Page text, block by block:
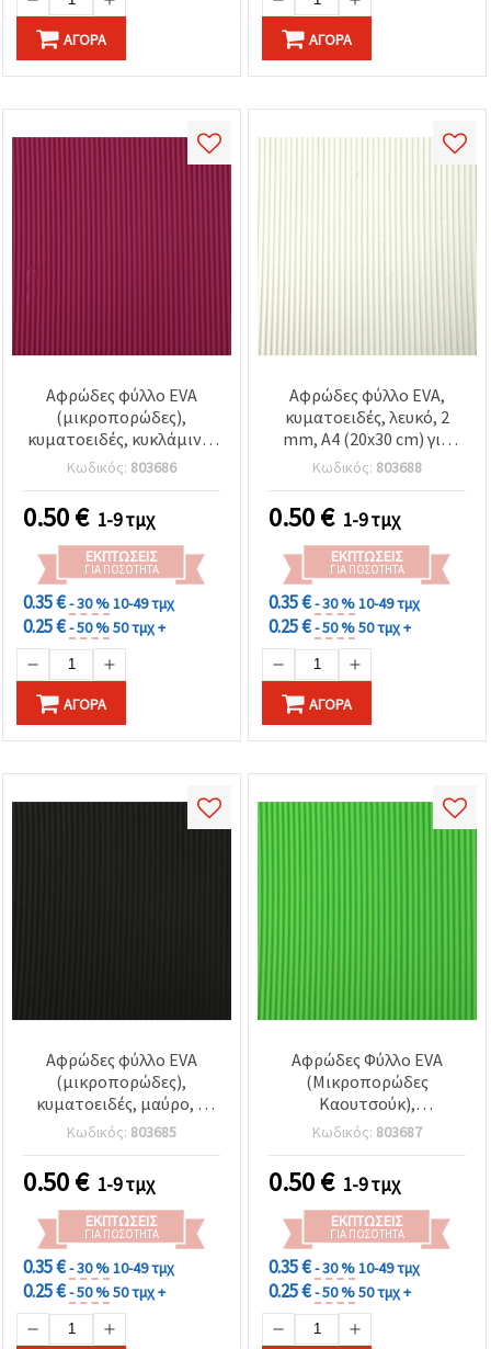
ΑΓΟΡΆ ΑΓΟΡΆ
Αφρώδες φύλλο EVA
(μικροπορώδες),
κυματοειδές, κυκλάμινο,
2 mm, A4 (20x30 εκ.)
Κωδικός: 803686
0.50€ 1-9 τμχ
ΕΚΠΤΏΣΕΙΣ
ΓΙΑ ΠΟΣΌΤΗΤΑ
0.35 €- 30 %10-49 τμχ
0.25 €- 50 %50 τμχ +
ΑΓΟΡΆ
Αφρώδες φύλλο EVA,
κυματοειδές, λευκό, 2
mm, A4 (20x30 cm) για
χειροτεχνίες
Κωδικός: 803688
0.50€ 1-9 τμχ
ΕΚΠΤΏΣΕΙΣ
ΓΙΑ ΠΟΣΌΤΗΤΑ
0.35 €- 30 %10-49 τμχ
0.25 €- 50 %50 τμχ +
ΑΓΟΡΆ
Αφρώδες φύλλο EVA
(μικροπορώδες),
κυματοειδές, μαύρο, 2
mm, A4 (20x30 cm)
Κωδικός: 803685
0.50€ 1-9 τμχ
ΕΚΠΤΏΣΕΙΣ
ΓΙΑ ΠΟΣΌΤΗΤΑ
0.35 €- 30 %10-49 τμχ
0.25 €- 50 %50 τμχ +
Αφρώδες Φύλλο EVA
(Μικροπορώδες
Καουτσούκ),
Κυματοειδές, Ανοιχτό
Πράσινο, 2 mm, A4 (20x30
Κωδικός: 803687
0.50€ 1-9 τμχ
ΕΚΠΤΏΣΕΙΣ
ΓΙΑ ΠΟΣΌΤΗΤΑ
0.35 €- 30 %10-49 τμχ
0.25 €- 50 %50 τμχ +